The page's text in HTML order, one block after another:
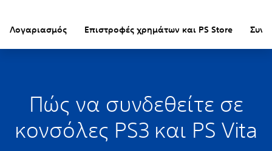
Λογαριασμός Επιστροφές χρημάτων και PS Store
Πώς να συνδεθείτε σε
κονσόλες PS3 και PS Vita